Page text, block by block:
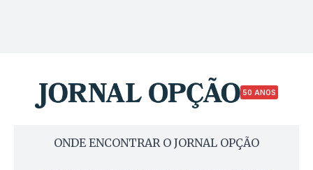
50 ANOS
ONDE ENCONTRAR O JORNAL OPÇÃO